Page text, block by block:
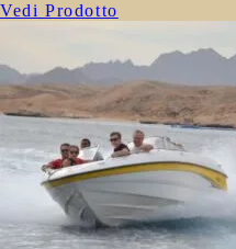
Vedi Prodotto